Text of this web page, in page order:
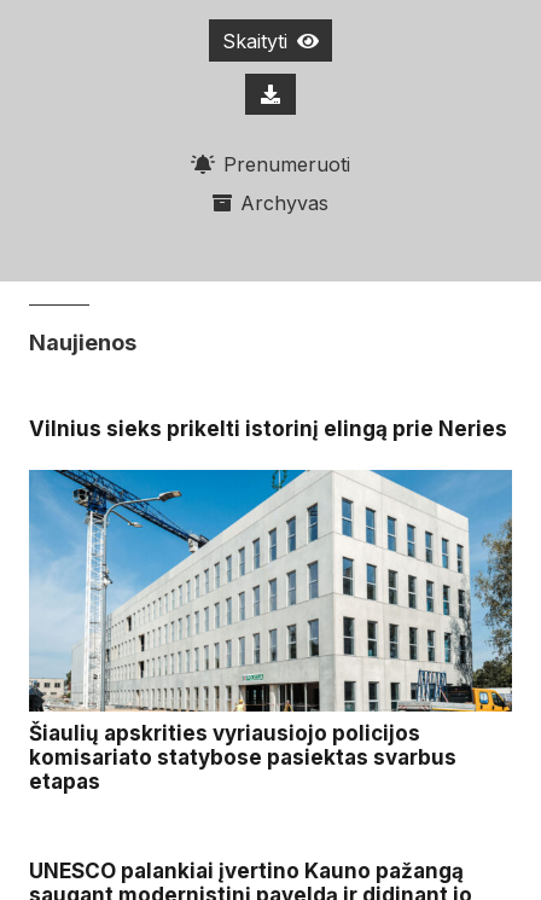
Skaityti
Prenumeruoti
Archyvas
Naujienos
Vilnius sieks prikelti istorinį elingą prie Neries
Šiaulių apskrities vyriausiojo policijos
komisariato statybose pasiektas svarbus
etapas
UNESCO palankiai įvertino Kauno pažangą
saugant modernistinį paveldą ir didinant jo